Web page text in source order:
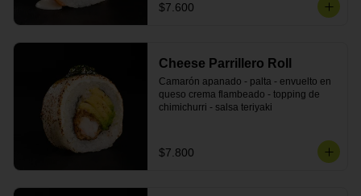
$7.600
Cheese Parrillero Roll
Camarón apanado - palta - envuelto en
queso crema flambeado - topping de
chimichurri - salsa teriyaki
$7.800